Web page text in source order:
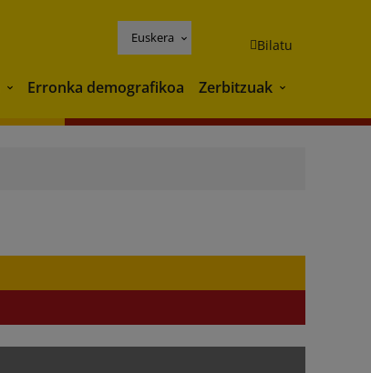
Euskera Bilatu
Ingurunea
Erronka demografikoa Zerbitzuak Zerbitzuak